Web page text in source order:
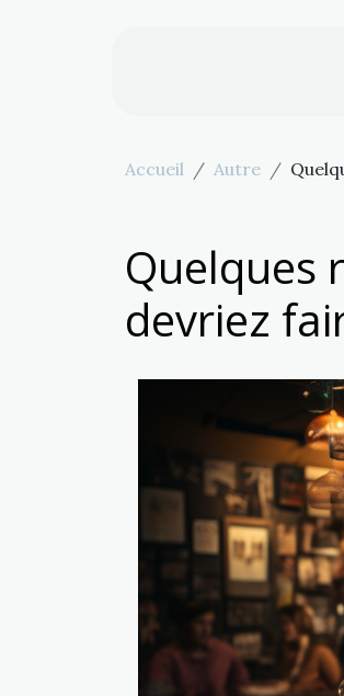
Accueil Autre
Quelques
devriez